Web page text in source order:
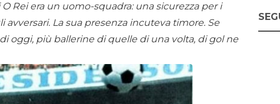
O Rei era un uomo-squadra: una sicurezza per i
La sua presenza incuteva timore. Se
oggi, più ballerine di quelle di una volta, di gol ne